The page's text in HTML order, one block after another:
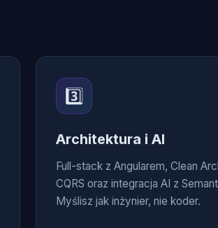
3️⃣
Architektura i AI
Full-stack z Angularem, Clean
CQRS oraz integracja AI z
Myślisz jak inżynier, nie koder.